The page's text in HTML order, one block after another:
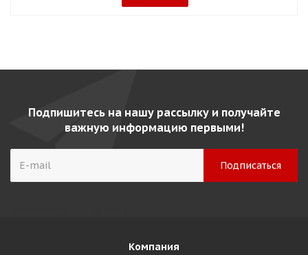
Подпишитесь на нашу рассылку и получайте
важную информацию первыми!
Компания